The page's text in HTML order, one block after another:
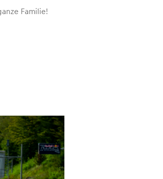
Familie!